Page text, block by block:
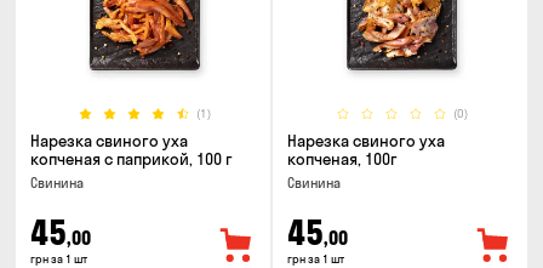
(1)
Нарезка свиного уха
копченая с паприкой, 100 г
Свинина
45,00
грн за 1 шт
(0)
Нарезка свиного уха
копченая, 100г
Свинина
45,00
грн за 1 шт